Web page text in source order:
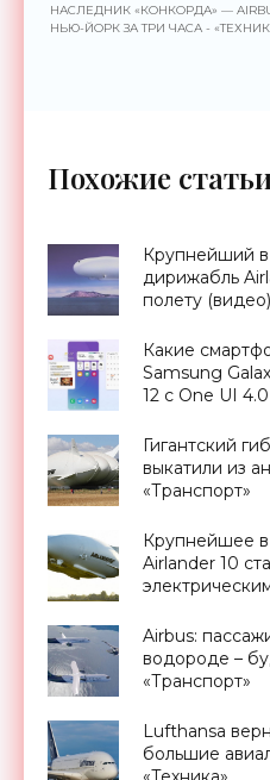
НАСЛЕДНИК «КОНКОРДА» —
НЬЮ-ЙОРК ЗА ТРИ ЧАСА -
Похожие
Крупнейший
дирижабль
полету
Какие
Samsung
12 с One UI
Гигантский
выкатили из
«Транспорт»
Крупнейшее
Airlander 10
Airbus:
водороде –
«Транспорт»
Lufthansa
большие